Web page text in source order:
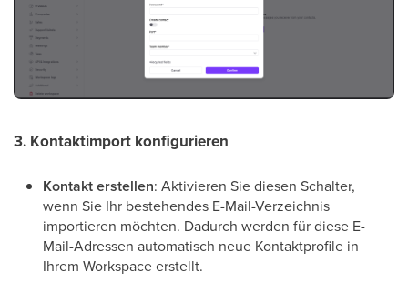
3. Kontaktimport konfigurieren
Kontakt erstellen: Aktivieren Sie diesen Schalter,
wenn Sie Ihr bestehendes E-Mail-Verzeichnis
importieren möchten. Dadurch werden für diese E-
Mail-Adressen automatisch neue Kontaktprofile in
Ihrem Workspace erstellt.